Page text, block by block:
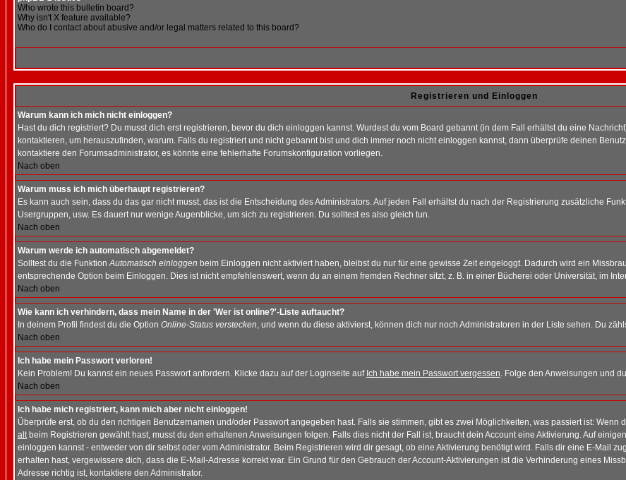
Who wrote this bulletin board?
Why isn't X feature available?
Who do I contact about abusive and/or legal matters related to this board?
Registrieren und Einloggen
Warum kann ich mich nicht einloggen?
Hast du dich registriert? Du musst dich erst registrieren, bevor du dich einloggen kannst. Wurdest du vom Board gebannt (in dem Fall erhältst du eine
kontaktieren, um herauszufinden, warum. Falls du registriert und nicht gebannt bist und dich immer noch nicht einloggen kannst, dann überprüfe deinen
kontaktiere den Forumsadministrator, es könnte eine fehlerhafte Forumskonfiguration vorliegen.
Nach oben
Warum muss ich mich überhaupt registrieren?
Es kann auch sein, dass du das gar nicht musst, das ist die Entscheidung des Administrators. Auf jeden Fall erhältst du nach der Registrierung zusätzliche
Usergruppen, usw. Es dauert nur wenige Augenblicke, um sich zu registrieren. Du solltest es also gleich tun.
Nach oben
Warum werde ich automatisch abgemeldet?
Solltest du die FunktionAutomatisch einloggen beim Einloggen nicht aktiviert haben, bleibst du nur für eine gewisse Zeit eingeloggt. Dadurch wird ein
entsprechende Option beim Einloggen. Dies ist nicht empfehlenswert, wenn du an einem fremden Rechner sitzt, z. B. in einer Bücherei oder Universität, im
Nach oben
Wie kann ich verhindern, dass mein Name in der 'Wer ist online?'-Liste auftaucht?
In deinem Profil findest du die Option Online-Status verstecken, und wenn du diese aktivierst, können dich nur noch Administratoren in der Liste sehen. Du
Nach oben
Ich habe mein Passwort verloren!
Kein Problem! Du kannst ein neues Passwort anfordern. Klicke dazu auf der Loginseite auf Ich habe mein Passwort vergessen. Folge den Anweisungen und
Nach oben
Ich habe mich registriert, kann mich aber nicht einloggen!
Überprüfe erst, ob du den richtigen Benutzernamen und/oder Passwort angegeben hast. Falls sie stimmen, gibt es zwei Möglichkeiten, was passiert ist: Wenn
altbeim Registrieren gewählt hast, musst du den erhaltenen Anweisungen folgen. Falls dies nicht der Fall ist, braucht dein Account eine Aktivierung. Auf
einloggen kannst - entweder von dir selbst oder vom Administrator. Beim Registrieren wird dir gesagt, ob eine Aktivierung benötigt wird. Falls dir eine E-Mail
erhalten hast, vergewissere dich, dass die E-Mail-Adresse korrekt war. Ein Grund für den Gebrauch der Account-Aktivierungen ist die Verhinderung eines
Adresse richtig ist, kontaktiere den Administrator.